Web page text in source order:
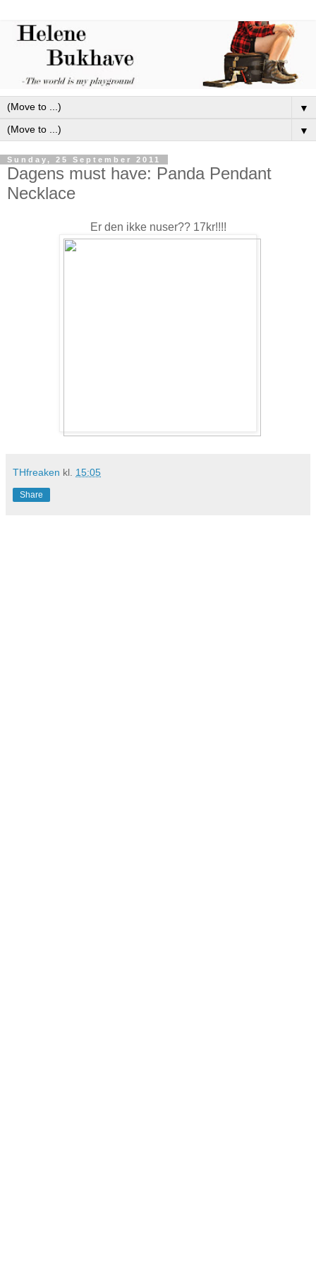
▼
▼
Sunday, 25 September 2011
Dagens must have: Panda Pendant
Necklace
Er den ikke nuser?? 17kr!!!!
THfreaken kl. 15:05
Share